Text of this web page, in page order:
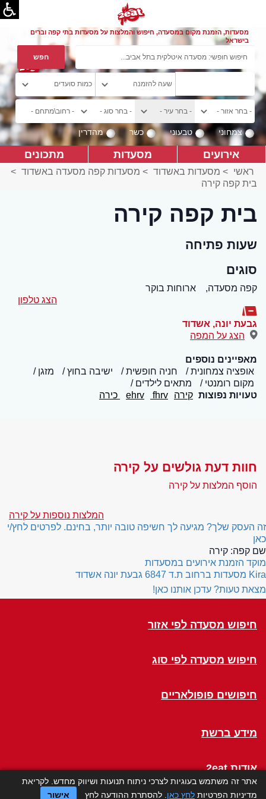
מסעדות, הזמנת מקום במסעדה, חיפוש והמלצות על מסעדות בתי קפה וברים
בישראל
צמחוני טבעוני כשר מהדרין
אירועים מסעדות מתכונים
ראשי > מסעדות באשדוד > מסעדות קפה מסעדה באשדוד >
בית קפה קירה
בית קפה קירה
שעות פתיחה
סוגים
קפה מסעדה,
ארוחות בוקר
הצג טלפון
גבעת יונה, אשדוד
הצג על המפה
מאפיינים נוספים
אופציה צמחונית
חניה חופשית ישיבה בחוץ
מזגן
מקום רומנטי
מתאים לילדים
טעויות נפוצות קירה ehrv fhrv כירה
חוות דעת גולשים על קירה
הוסף המלצות על קירה
המלצות נוספות על קירה
זה העסק שלך? מגיעה לך חשיפה טובה יותר, בחינם. לפרטים לחץ/י
כאן
שם קפה: קירה
מוקד הזמנת אירועים במסעדות
Kira מסעדות ברחוב ת.ד 6847 גבעת יונה אשדוד
מצאת טעות? עדכן אותנו כאן!
חיפוש מסעדה לפי אזור
חיפוש מסעדה לפי סוג
חיפושים פופולאריים
מידע ברשת
אודות 2eat
אתר זה משתמש בעוגיות לצרכי ניתוח תנועות ושיווק מחדש. לקריאת
מדיניות הפרטיות לחץ כאן . להסתרת ההודעה לחץ אישור